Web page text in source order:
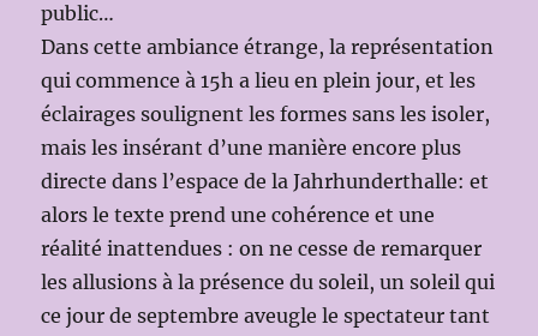
public…
Dans cette ambiance étrange, la représentation
qui commence à 15h a lieu en plein jour, et les
éclairages soulignent les formes sans les isoler,
mais les insérant d’une manière encore plus
directe dans l’espace de la Jahrhunderthalle: et
alors le texte prend une cohérence et une
réalité inattendues : on ne cesse de remarquer
les allusions à la présence du soleil, un soleil qui
ce jour de septembre aveugle le spectateur tant